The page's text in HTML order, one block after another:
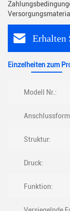
Erhalten
Einzelheiten zum
Modell Nr.:
Struktur:
Druck:
Funktion: